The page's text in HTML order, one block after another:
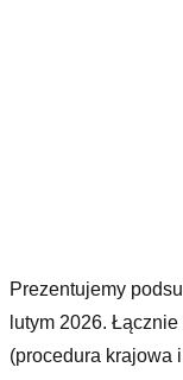
Prezentujemy
lutym 2026.
(procedura krajowa